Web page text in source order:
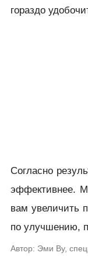
гораздо
Согласно
эффективнее.
вам увеличить
по улучшению,
Автор: Эми Ву,